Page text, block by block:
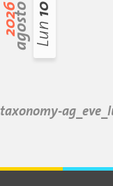
2026agosto Lun
10
taxonomy-